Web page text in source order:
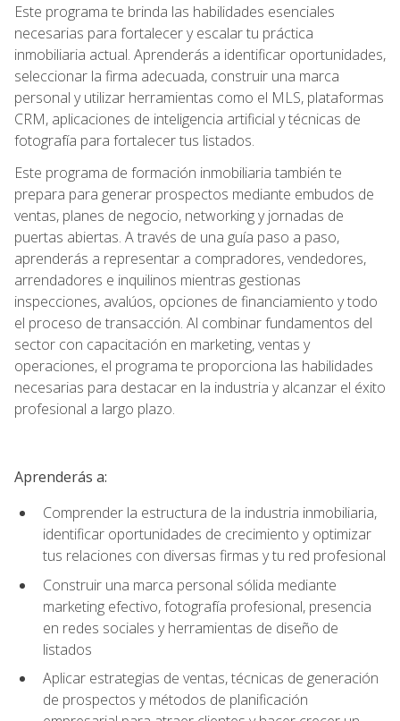
Este programa te brinda las habilidades esenciales
necesarias para fortalecer y escalar tu práctica
inmobiliaria actual. Aprenderás a identificar oportunidades,
seleccionar la firma adecuada, construir una marca
personal y utilizar herramientas como el MLS, plataformas
CRM, aplicaciones de inteligencia artificial y técnicas de
fotografía para fortalecer tus listados.
Este programa de formación inmobiliaria también te
prepara para generar prospectos mediante embudos de
ventas, planes de negocio, networking y jornadas de
puertas abiertas. A través de una guía paso a paso,
aprenderás a representar a compradores, vendedores,
arrendadores e inquilinos mientras gestionas
inspecciones, avalúos, opciones de financiamiento y todo
el proceso de transacción. Al combinar fundamentos del
sector con capacitación en marketing, ventas y
operaciones, el programa te proporciona las habilidades
necesarias para destacar en la industria y alcanzar el éxito
profesional a largo plazo.
Aprenderás a:
Comprender la estructura de la industria inmobiliaria,
identificar oportunidades de crecimiento y optimizar
tus relaciones con diversas firmas y tu red profesional
Construir una marca personal sólida mediante
marketing efectivo, fotografía profesional, presencia
en redes sociales y herramientas de diseño de
listados
Aplicar estrategias de ventas, técnicas de generación
de prospectos y métodos de planificación